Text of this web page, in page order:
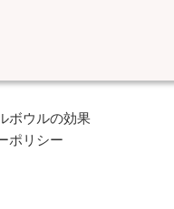
ボウルの効果
ポリシー